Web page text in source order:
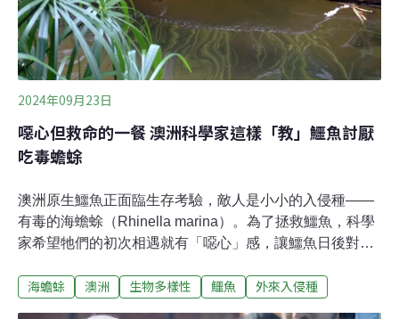
2024年09月23日
噁心但救命的一餐 澳洲科學家這樣「教」鱷魚討厭
吃毒蟾蜍
澳洲原生鱷魚正面臨生存考驗，敵人是小小的入侵種——
有毒的海蟾蜍（Rhinella marina）。為了拯救鱷魚，科學
家希望牠們的初次相遇就有「噁心」感，讓鱷魚日後對海
海蟾蜍於1935年從夏威夷引入澳洲，原本希望牠們能吃掉
海蟾蜍 澳洲 生物多樣性 鱷魚 外來入侵種